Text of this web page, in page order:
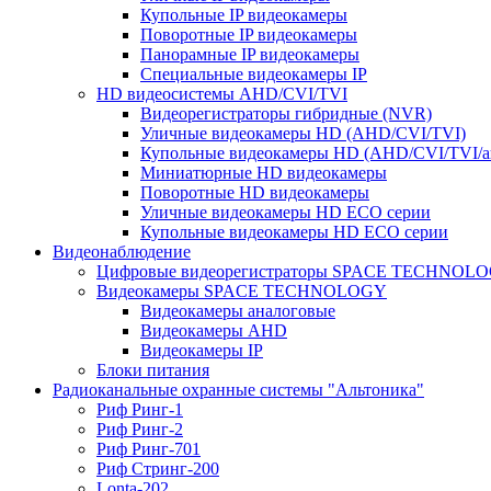
Купольные IP видеокамеры
Поворотные IP видеокамеры
Панорамные IP видеокамеры
Специальные видеокамеры IP
HD видеосистемы AHD/CVI/TVI
Видеорегистраторы гибридные (NVR)
Уличные видеокамеры HD (AHD/CVI/TVI)
Купольные видеокамеры HD (AHD/CVI/TVI/
Миниатюрные HD видеокамеры
Поворотные HD видеокамеры
Уличные видеокамеры HD ECO серии
Купольные видеокамеры HD ECO серии
Видеонаблюдение
Цифровые видеорегистраторы SPACE
Видеокамеры SPACE TECHNOLOGY
Видеокамеры аналоговые
Видеокамеры AHD
Видеокамеры IP
Блоки питания
Радиоканальные охранные системы "Альтоника"
Риф Ринг-1
Риф Ринг-2
Риф Ринг-701
Риф Стринг-200